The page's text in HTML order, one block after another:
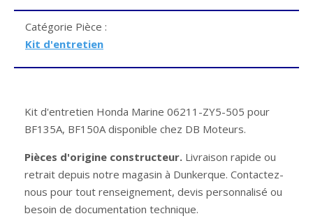
Catégorie Pièce :
Kit d'entretien
Kit d'entretien Honda Marine 06211-ZY5-505 pour
BF135A, BF150A disponible chez DB Moteurs.
Pièces d'origine constructeur. Livraison rapide ou
retrait depuis notre magasin à Dunkerque. Contactez-
nous pour tout renseignement, devis personnalisé ou
besoin de documentation technique.